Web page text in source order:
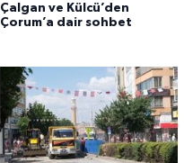
Çalgan ve Külcü’den
Çorum’a dair sohbet